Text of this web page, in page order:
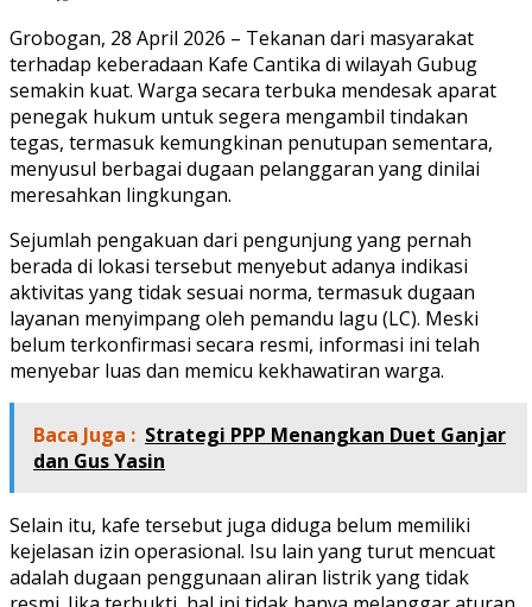
Grobogan, 28 April 2026 – Tekanan dari masyarakat
terhadap keberadaan Kafe Cantika di wilayah Gubug
semakin kuat. Warga secara terbuka mendesak aparat
penegak hukum untuk segera mengambil tindakan
tegas, termasuk kemungkinan penutupan sementara,
menyusul berbagai dugaan pelanggaran yang dinilai
meresahkan lingkungan.
Sejumlah pengakuan dari pengunjung yang pernah
berada di lokasi tersebut menyebut adanya indikasi
aktivitas yang tidak sesuai norma, termasuk dugaan
layanan menyimpang oleh pemandu lagu (LC). Meski
belum terkonfirmasi secara resmi, informasi ini telah
menyebar luas dan memicu kekhawatiran warga.
Baca Juga : Strategi PPP Menangkan Duet Ganjar
dan Gus Yasin
Selain itu, kafe tersebut juga diduga belum memiliki
kejelasan izin operasional. Isu lain yang turut mencuat
adalah dugaan penggunaan aliran listrik yang tidak